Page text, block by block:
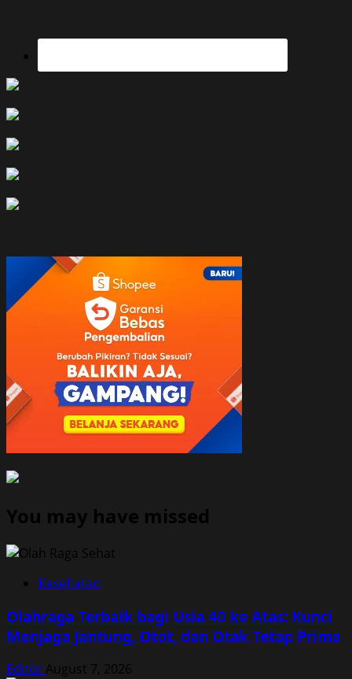
You may have missed
Kesehatan
Olahraga Terbaik bagi Usia 40 ke Atas: Kunci
Menjaga Jantung, Otot, dan Otak Tetap Prima
Editor August 7, 2026